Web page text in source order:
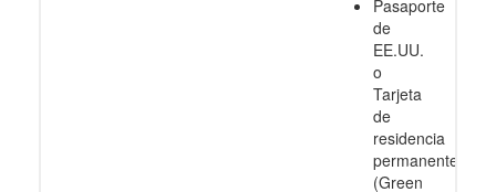
Pasaporte
de
EE.UU.
o
Tarjeta
de
residencia
permanente
(Green